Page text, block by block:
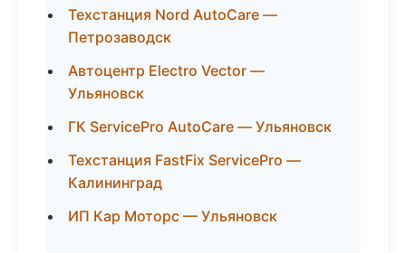
Техстанция Nord AutoCare —
Петрозаводск
Автоцентр Electro Vector —
Ульяновск
ГК ServicePro AutoCare — Ульяновск
Техстанция FastFix ServicePro —
Калининград
ИП Кар Моторс — Ульяновск